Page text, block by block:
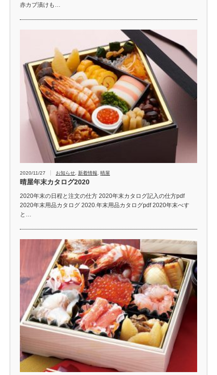
赤カブ漬けも…
2020/11/27 お知らせ 新着情報 晴屋
晴屋年末カタログ2020
2020年末の日程と注文の仕方 2020年末カタログ記入の仕方pdf
2020年末用品カタログ 2020.年末用品カタログpdf 2020年末べす
と…